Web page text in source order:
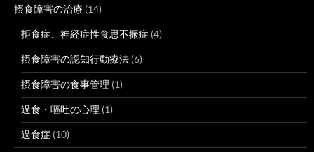
摂食障害の治療 (14)
拒食症、神経症性食思不振症 (4)
摂食障害の認知行動療法 (6)
摂食障害の食事管理 (1)
過食・嘔吐の心理 (1)
過食症 (10)